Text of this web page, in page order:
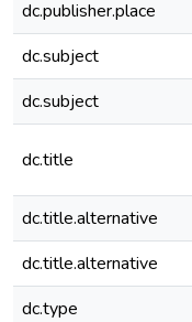
dc.publisher.place
dc.subject
dc.subject
dc.title
dc.title.alternative
dc.title.alternative
dc.type